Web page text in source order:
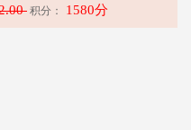
积分： 1580分